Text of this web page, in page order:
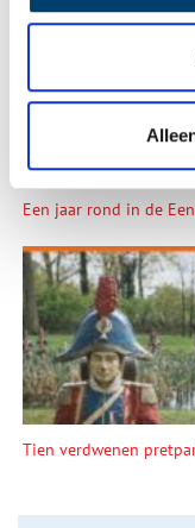
Een jaar rond in de
Tien verdwenen